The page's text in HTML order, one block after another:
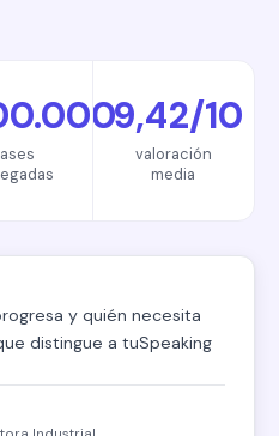
9,42/10
valoración
media
y quién necesita
distingue a tuSpeaking